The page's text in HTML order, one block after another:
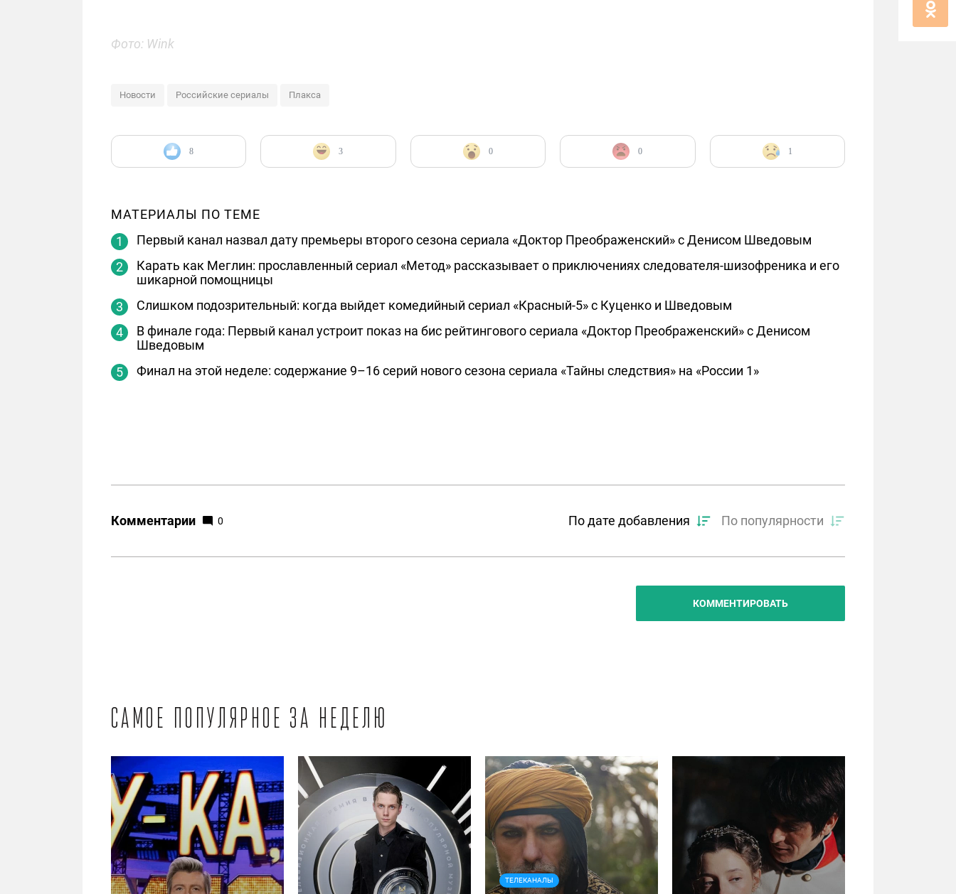
Фото: Wink
Новости Российские сериалы Плакса
8 3 0 0 1
МАТЕРИАЛЫ ПО ТЕМЕ
Первый канал назвал дату премьеры второго сезона сериала «Доктор Преображенский» с Денисом Шведовым
Карать как Меглин: прославленный сериал «Метод» рассказывает о приключениях следователя-шизофреника и его
шикарной помощницы
Слишком подозрительный: когда выйдет комедийный сериал «Красный-5» с Куценко и Шведовым
В финале года: Первый канал устроит показ на бис рейтингового сериала «Доктор Преображенский» с Денисом
Шведовым
Финал на этой неделе: содержание 9–16 серий нового сезона сериала «Тайны следствия» на «России 1»
Комментарии 0 По дате добавления По популярности
КОММЕНТИРОВАТЬ
Самое популярное за неделю
ТЕЛЕКАНАЛЫ